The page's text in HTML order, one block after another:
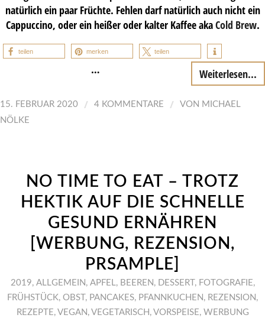
natürlich ein paar Früchte. Fehlen darf natürlich auch nicht ein
Cappuccino, oder ein heißer oder kalter Kaffee akaCold Brew.
teilen merken teilen
… Weiterlesen...
15. FEBRUAR 2020 / 4 KOMMENTARE / VON MICHAEL
NÖLKE
NO TIME TO EAT – TROTZ
HEKTIK AUF DIE SCHNELLE
GESUND ERNÄHREN
[WERBUNG, REZENSION,
PRSAMPLE]
2019, ALLGEMEIN , APFEL, BEEREN , DESSERT , FOTOGRAFIE,
FRÜHSTÜCK, OBST , PANCAKES, PFANNKUCHEN , REZENSION ,
REZEPTE, VEGAN , VEGETARISCH , VORSPEISE, WERBUNG